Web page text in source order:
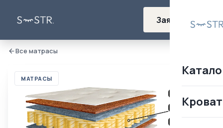
Заявка
Все матрасы
МАТРАСЫ